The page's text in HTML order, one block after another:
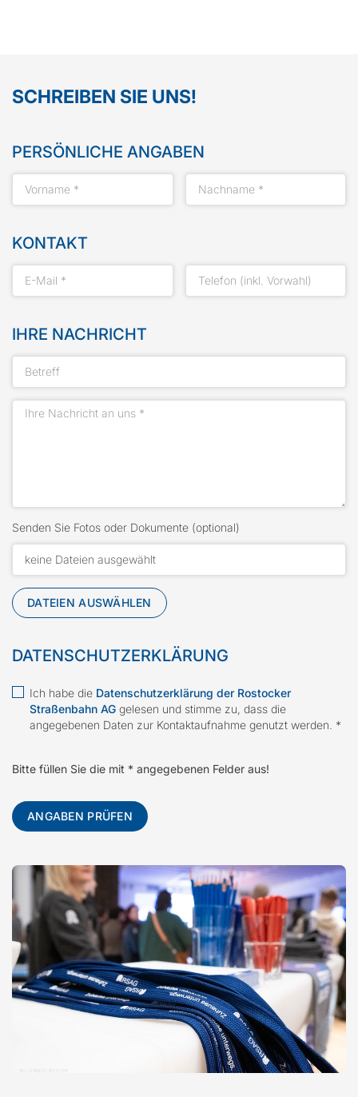
SCHREIBEN SIE UNS!
PERSÖNLICHE ANGABEN
KONTAKT
IHRE NACHRICHT
Senden Sie Fotos oder Dokumente (optional)
keine Dateien ausgewählt
DATEIEN AUSWÄHLEN
DATENSCHUTZERKLÄRUNG
Ich habe die Datenschutzerklärung der Rostocker
Straßenbahn AG gelesen und stimme zu, dass die
angegebenen Daten zur Kontaktaufnahme genutzt werden. *
Bitte füllen Sie die mit * angegebenen Felder aus!